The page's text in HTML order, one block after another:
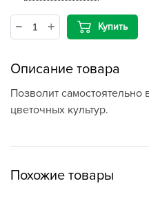
Купить
Описание товара
Позволит самостоятельно
цветочных культур.
Похожие товары